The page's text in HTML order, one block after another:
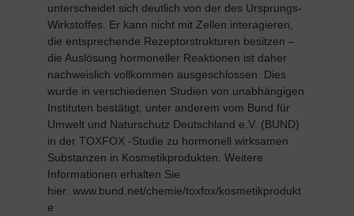
unterscheidet sich deutlich von der des Ursprungs-
Wirkstoffes. Er kann nicht mit Zellen interagieren,
die entsprechende Rezeptorstrukturen besitzen –
die Auslösung hormoneller Reaktionen ist daher
nachweislich vollkommen ausgeschlossen. Dies
wurde in verschiedenen Studien von unabhängigen
Instituten bestätigt, unter anderem vom Bund für
Umwelt und Naturschutz Deutschland e.V. (BUND)
in der TOXFOX -Studie zu hormonell wirksamen
Substanzen in Kosmetikprodukten. Weitere
Informationen erhalten Sie
hier: www.bund.net/chemie/toxfox/kosmetikprodukt
e